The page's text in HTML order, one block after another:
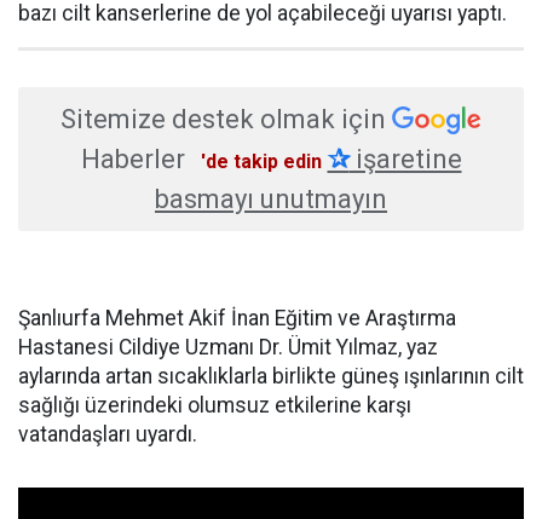
bazı cilt kanserlerine de yol açabileceği uyarısı yaptı.
Sitemize destek olmak için
Haberler
'de takip edin ✰işaretine
basmayı unutmayın
Şanlıurfa Mehmet Akif İnan Eğitim ve Araştırma
Hastanesi Cildiye Uzmanı Dr. Ümit Yılmaz, yaz
aylarında artan sıcaklıklarla birlikte güneş ışınlarının cilt
sağlığı üzerindeki olumsuz etkilerine karşı
vatandaşları uyardı.